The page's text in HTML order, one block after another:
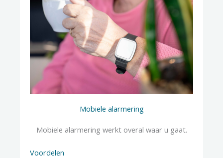
Mobiele alarmering
Mobiele alarmering werkt overal waar u gaat.
Voordelen